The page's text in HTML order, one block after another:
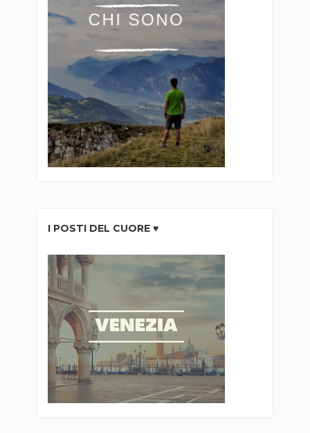
I POSTI DEL CUORE ♥